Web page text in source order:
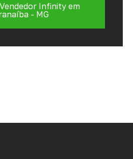
Infinity em
- MG